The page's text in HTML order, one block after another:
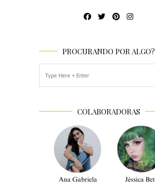
PROCURANDO POR ALGO?
COLABORADORAS